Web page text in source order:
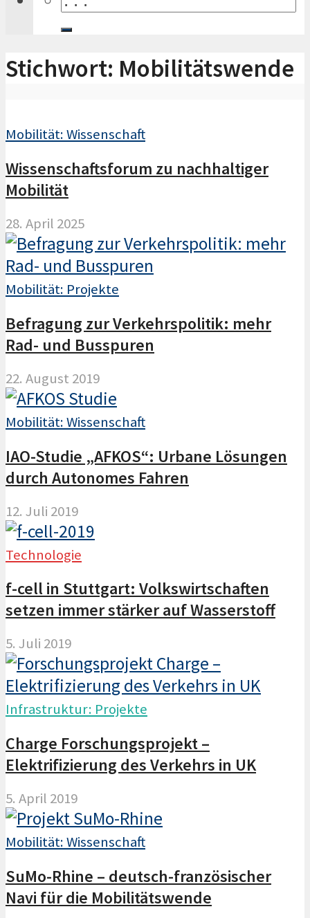
Stichwort: Mobilitätswende
Mobilität: Wissenschaft
Wissenschaftsforum zu nachhaltiger
Mobilität
28. April 2025
Mobilität: Projekte
Befragung zur Verkehrspolitik: mehr
Rad- und Busspuren
22. August 2019
Mobilität: Wissenschaft
IAO-Studie „AFKOS“: Urbane Lösungen
durch Autonomes Fahren
12. Juli 2019
Technologie
f-cell in Stuttgart: Volkswirtschaften
setzen immer stärker auf Wasserstoff
5. Juli 2019
Infrastruktur: Projekte
Charge Forschungsprojekt –
Elektrifizierung des Verkehrs in UK
5. April 2019
Mobilität: Wissenschaft
SuMo-Rhine – deutsch-französischer
Navi für die Mobilitätswende